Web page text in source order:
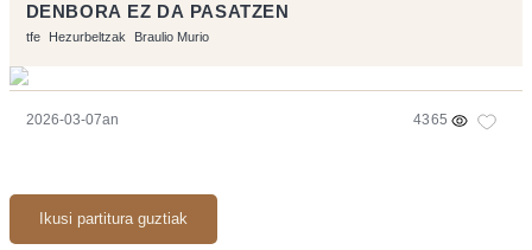
DENBORA EZ DA PASATZEN
tfe Hezurbeltzak Braulio Murio
2026-03-07an 4365
Ikusi partitura guztiak